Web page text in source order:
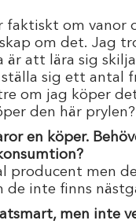
om vanor
om det. Jag
att lära sig
sig ett antal
om jag köper
den här prylen?
en köper.
men
inte finns
men inte